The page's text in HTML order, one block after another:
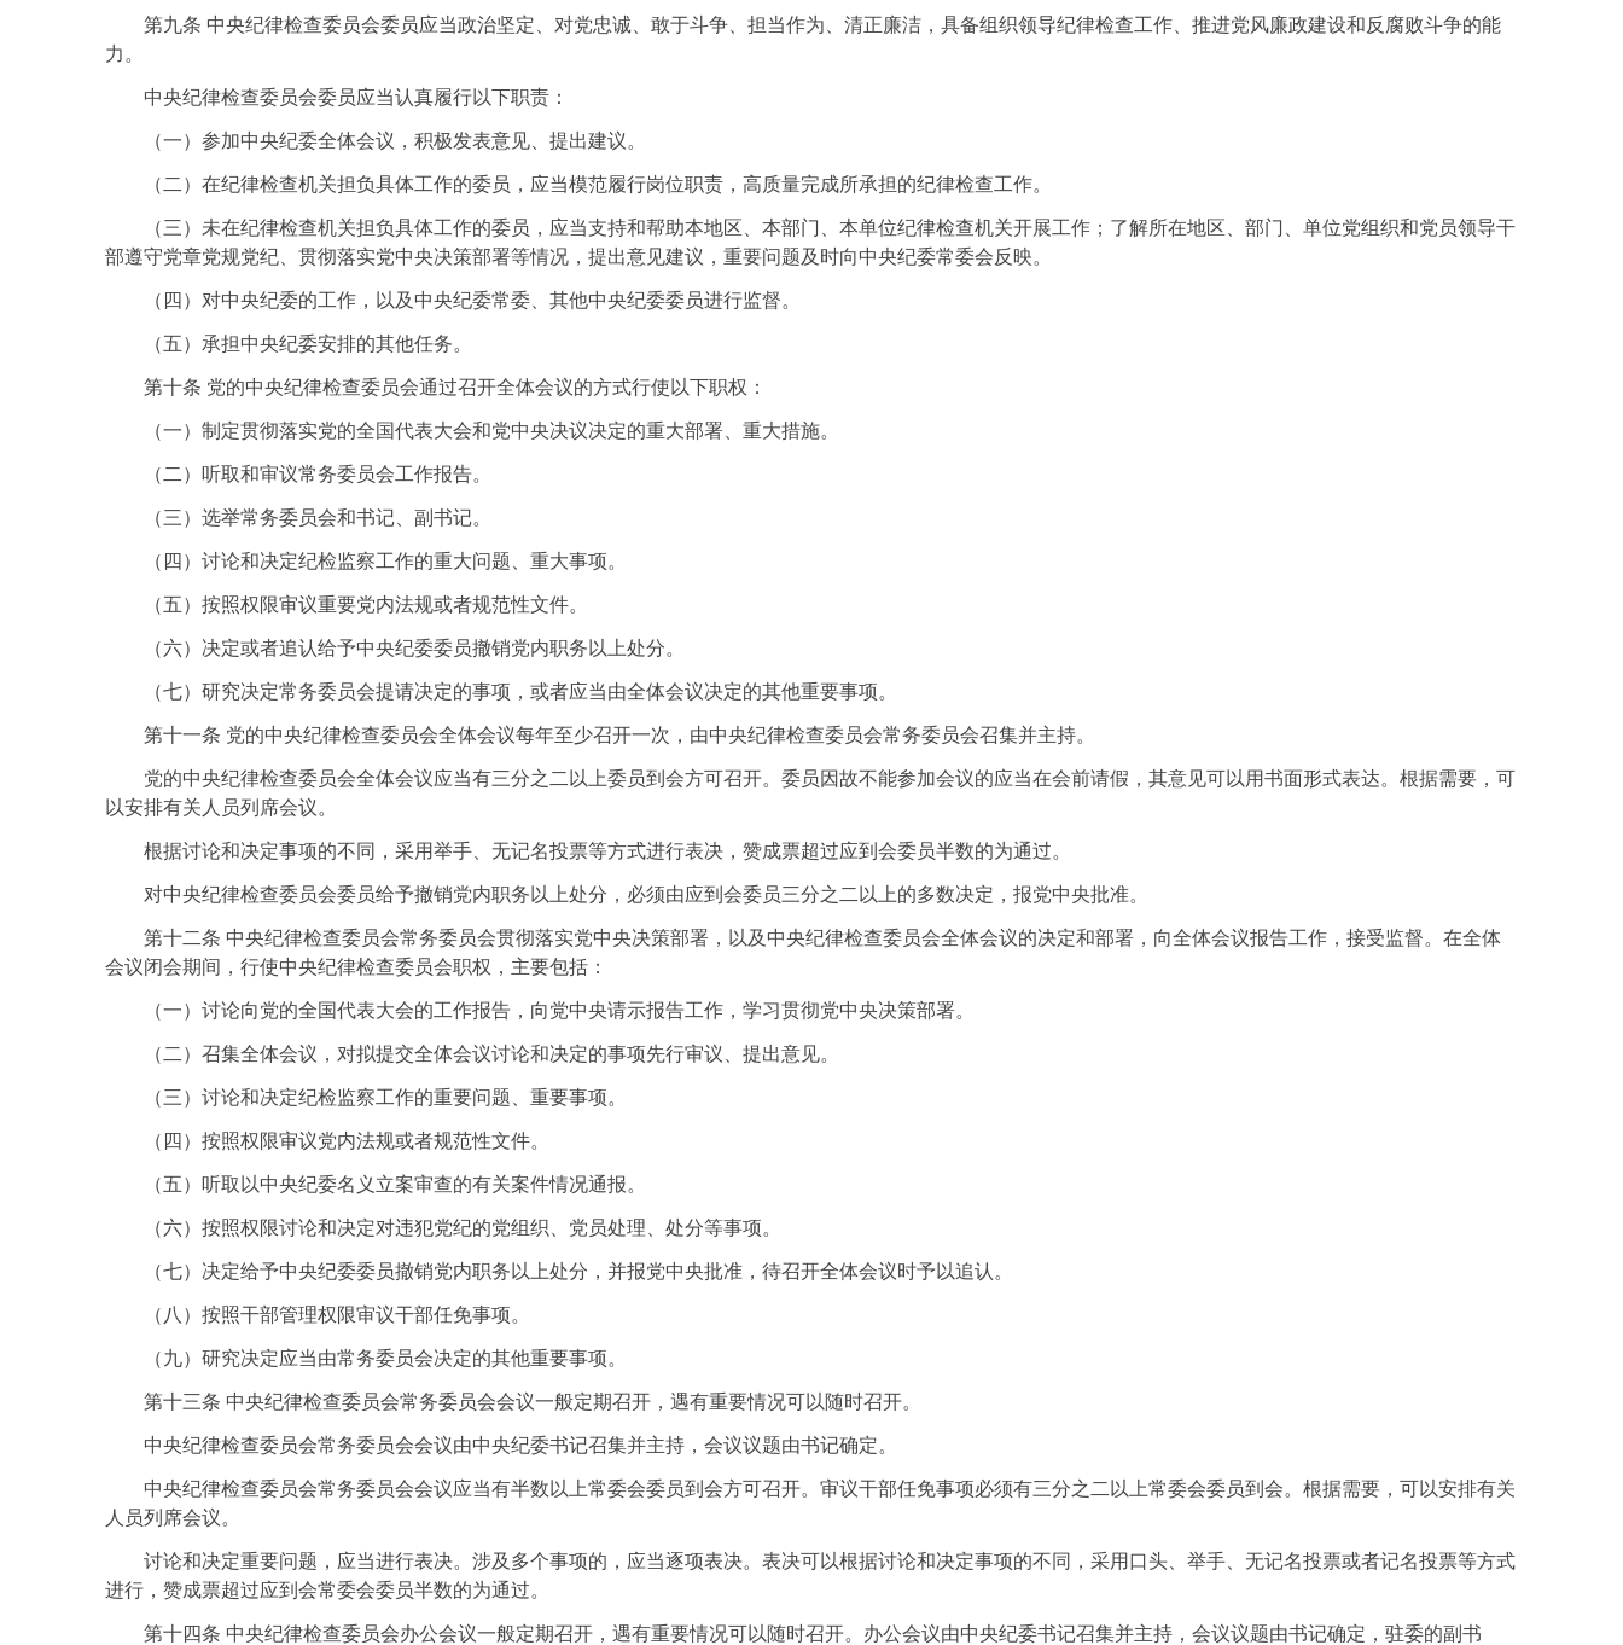
第九条 中央纪律检查委员会委员应当政治坚定、对党忠诚、敢于斗争、担当作为、清正廉洁，具备组织领导纪律检查工作、推进党风廉政建设和反腐败斗争的能
力。
中央纪律检查委员会委员应当认真履行以下职责：
（一）参加中央纪委全体会议，积极发表意见、提出建议。
（二）在纪律检查机关担负具体工作的委员，应当模范履行岗位职责，高质量完成所承担的纪律检查工作。
（三）未在纪律检查机关担负具体工作的委员，应当支持和帮助本地区、本部门、本单位纪律检查机关开展工作；了解所在地区、部门、单位党组织和党员领导干
部遵守党章党规党纪、贯彻落实党中央决策部署等情况，提出意见建议，重要问题及时向中央纪委常委会反映。
（四）对中央纪委的工作，以及中央纪委常委、其他中央纪委委员进行监督。
（五）承担中央纪委安排的其他任务。
第十条 党的中央纪律检查委员会通过召开全体会议的方式行使以下职权：
（一）制定贯彻落实党的全国代表大会和党中央决议决定的重大部署、重大措施。
（二）听取和审议常务委员会工作报告。
（三）选举常务委员会和书记、副书记。
（四）讨论和决定纪检监察工作的重大问题、重大事项。
（五）按照权限审议重要党内法规或者规范性文件。
（六）决定或者追认给予中央纪委委员撤销党内职务以上处分。
（七）研究决定常务委员会提请决定的事项，或者应当由全体会议决定的其他重要事项。
第十一条 党的中央纪律检查委员会全体会议每年至少召开一次，由中央纪律检查委员会常务委员会召集并主持。
党的中央纪律检查委员会全体会议应当有三分之二以上委员到会方可召开。委员因故不能参加会议的应当在会前请假，其意见可以用书面形式表达。根据需要，可
以安排有关人员列席会议。
根据讨论和决定事项的不同，采用举手、无记名投票等方式进行表决，赞成票超过应到会委员半数的为通过。
对中央纪律检查委员会委员给予撤销党内职务以上处分，必须由应到会委员三分之二以上的多数决定，报党中央批准。
第十二条 中央纪律检查委员会常务委员会贯彻落实党中央决策部署，以及中央纪律检查委员会全体会议的决定和部署，向全体会议报告工作，接受监督。在全体
会议闭会期间，行使中央纪律检查委员会职权，主要包括：
（一）讨论向党的全国代表大会的工作报告，向党中央请示报告工作，学习贯彻党中央决策部署。
（二）召集全体会议，对拟提交全体会议讨论和决定的事项先行审议、提出意见。
（三）讨论和决定纪检监察工作的重要问题、重要事项。
（四）按照权限审议党内法规或者规范性文件。
（五）听取以中央纪委名义立案审查的有关案件情况通报。
（六）按照权限讨论和决定对违犯党纪的党组织、党员处理、处分等事项。
（七）决定给予中央纪委委员撤销党内职务以上处分，并报党中央批准，待召开全体会议时予以追认。
（八）按照干部管理权限审议干部任免事项。
（九）研究决定应当由常务委员会决定的其他重要事项。
第十三条 中央纪律检查委员会常务委员会会议一般定期召开，遇有重要情况可以随时召开。
中央纪律检查委员会常务委员会会议由中央纪委书记召集并主持，会议议题由书记确定。
中央纪律检查委员会常务委员会会议应当有半数以上常委会委员到会方可召开。审议干部任免事项必须有三分之二以上常委会委员到会。根据需要，可以安排有关
人员列席会议。
讨论和决定重要问题，应当进行表决。涉及多个事项的，应当逐项表决。表决可以根据讨论和决定事项的不同，采用口头、举手、无记名投票或者记名投票等方式
进行，赞成票超过应到会常委会委员半数的为通过。
第十四条 中央纪律检查委员会办公会议一般定期召开，遇有重要情况可以随时召开。办公会议由中央纪委书记召集并主持，会议议题由书记确定，驻委的副书